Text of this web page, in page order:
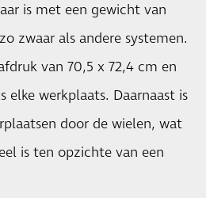
is met een gewicht van
zwaar als andere systemen.
van 70,5 x 72,4 cm en
elke werkplaats. Daarnaast is
door de wielen, wat
is ten opzichte van een